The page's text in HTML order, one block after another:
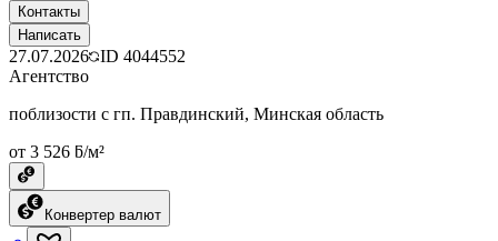
Контакты
Написать
27.07.2026 ID 4044552
Агентство
поблизости с гп. Правдинский, Минская область
от 3 526 ƃ/м²
Конвертер валют